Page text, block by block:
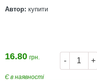
Автор: купити
- +
16.80 грн.
Є в наявності